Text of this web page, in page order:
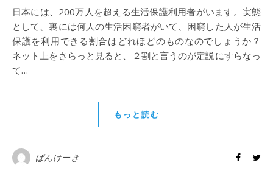
日本には、200万人を超える生活保護利用者がいます。実態
として、裏には何人の生活困窮者がいて、困窮した人が生活
保護を利用できる割合はどれほどのものなのでしょうか？
ネット上をさらっと見ると、２割と言うのが定説にすらなっ
て…
もっと読む
ぱんけーき